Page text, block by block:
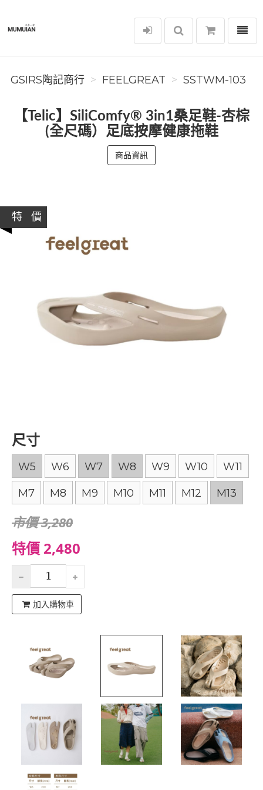
GSIRS陶記商行
選單
GSIRS陶記商行 FEELGREAT SSTWM-103
【Telic】SiliComfy® 3in1桑足鞋-杏棕
(全尺碼）足底按摩健康拖鞋
商品資訊
特 價
尺寸
W5 W6 W7 W8 W9 W10 W11
M7 M8 M9 M10 M11 M12 M13
市價 3,280
特價 2,480
加入購物車